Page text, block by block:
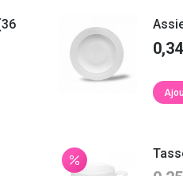
0,34
montage s’est très bien passé, le
de location a été nettoyé sur place,